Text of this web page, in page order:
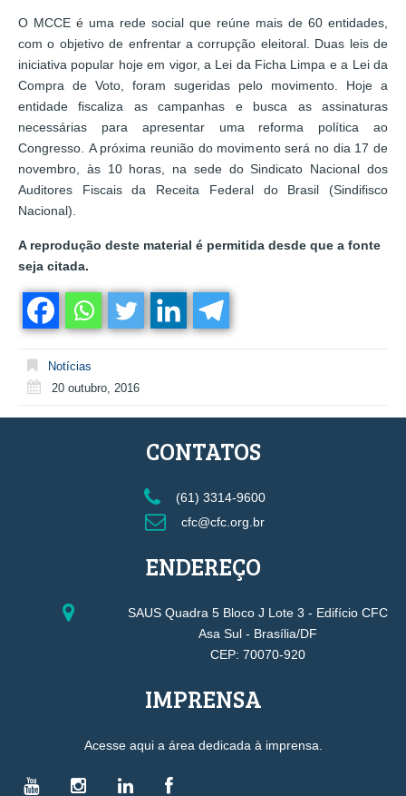
O MCCE é uma rede social que reúne mais de 60 entidades,
com o objetivo de enfrentar a corrupção eleitoral. Duas leis de
iniciativa popular hoje em vigor, a Lei da Ficha Limpa e a Lei da
Compra de Voto, foram sugeridas pelo movimento. Hoje a
entidade fiscaliza as campanhas e busca as assinaturas
necessárias para apresentar uma reforma política ao
Congresso. A próxima reunião do movimento será no dia 17 de
novembro, às 10 horas, na sede do Sindicato Nacional dos
Auditores Fiscais da Receita Federal do Brasil (Sindifisco
Nacional).
A reprodução deste material é permitida desde que a fonte
seja citada.
Notícias
20 outubro, 2016
CONTATOS
(61) 3314-9600
cfc@cfc.org.br
ENDEREÇO
SAUS Quadra 5 Bloco J Lote 3 - Edifício CFC
Asa Sul - Brasília/DF
CEP: 70070-920
IMPRENSA
Acesse aqui a área dedicada à imprensa.